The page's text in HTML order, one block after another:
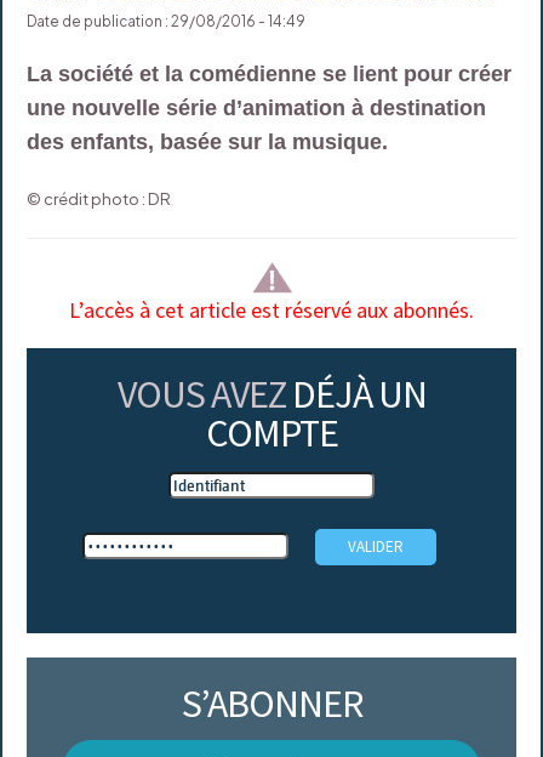
Date de publication : 29/08/2016 - 14:49
La société et la comédienne se lient pour créer
une nouvelle série d’animation à destination
des enfants, basée sur la musique.
© crédit photo : DR
L’accès à cet article est réservé aux abonnés.
VOUS AVEZ DÉJÀ UN
COMPTE
S’ABONNER